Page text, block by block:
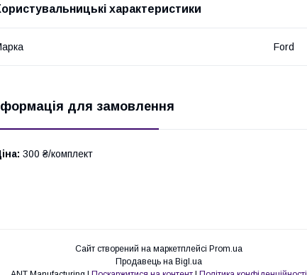
характеристики
Ford
для замовлення
300 ₴/комплект
Сайт створений на маркетплейсі Prom.ua
Продавець на Bigl.ua